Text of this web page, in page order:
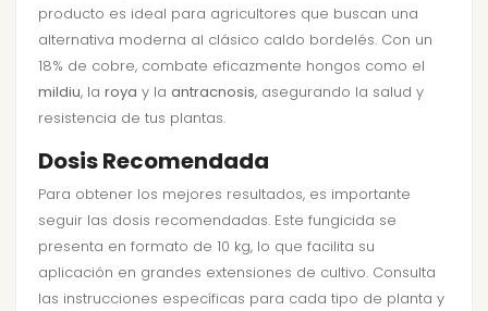
producto es ideal para agricultores que buscan una
alternativa moderna al clásico caldo bordelés. Con un
18% de cobre, combate eficazmente hongos como el
mildiu, la roya y la antracnosis, asegurando la salud y
resistencia de tus plantas.
Dosis Recomendada
Para obtener los mejores resultados, es importante
seguir las dosis recomendadas. Este fungicida se
presenta en formato de 10 kg, lo que facilita su
aplicación en grandes extensiones de cultivo. Consulta
las instrucciones específicas para cada tipo de planta y